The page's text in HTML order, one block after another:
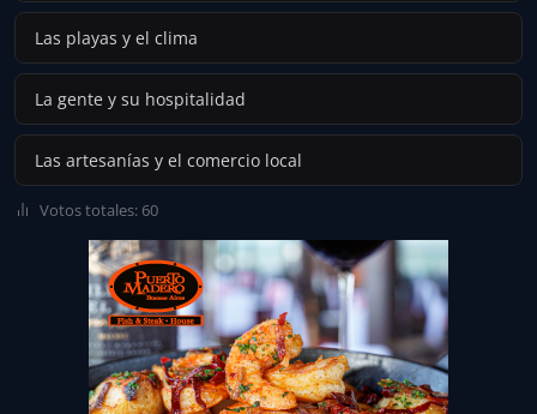
Las playas y el clima
La gente y su hospitalidad
Las artesanías y el comercio local
Votos totales: 60